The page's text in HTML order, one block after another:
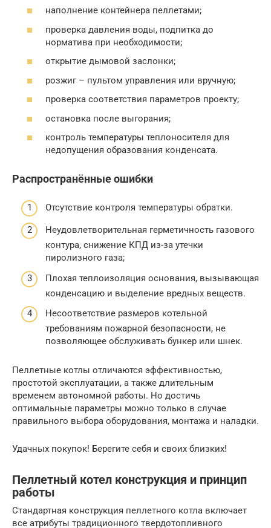
наполнение контейнера пеллетами;
проверка давления воды, подпитка до
норматива при необходимости;
открытие дымовой заслонки;
розжиг – пультом управления или вручную;
проверка соответствия параметров проекту;
остановка после выгорания;
контроль температуры теплоносителя для
недопущения образования конденсата.
Распространённые ошибки
Отсутствие контроля температуры обратки.
Неудовлетворительная герметичность газового
контура, снижение КПД из-за утечки
пиролизного газа;
Плохая теплоизоляция основания, вызывающая
конденсацию и выделение вредных веществ.
Несоответствие размеров котельной
требованиям пожарной безопасности, не
позволяющее обслуживать бункер или шнек.
Пеллетные котлы отличаются эффективностью,
простотой эксплуатации, а также длительным
временем автономной работы. Но достичь
оптимальные параметры можно только в случае
правильного выбора оборудования, монтажа и наладки.
Удачных покупок! Берегите себя и своих близких!
Пеллетный котел конструкция и принцип
работы
Стандартная конструкция пеллетного котла включает
все атрибуты традиционного твердотопливного